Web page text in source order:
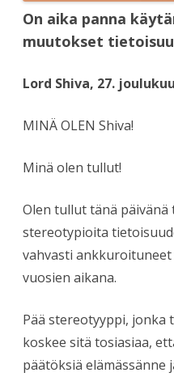
On aika panna
muutokset
Lord Shiva, 27.
MINÄ OLEN Shiva!
Minä olen tullut!
Olen tullut tänä
stereotypioita
vahvasti
vuosien aikana.
Pää stereotyyppi, jonka
koskee sitä tosiasiaa,
päätöksiä elämässänne